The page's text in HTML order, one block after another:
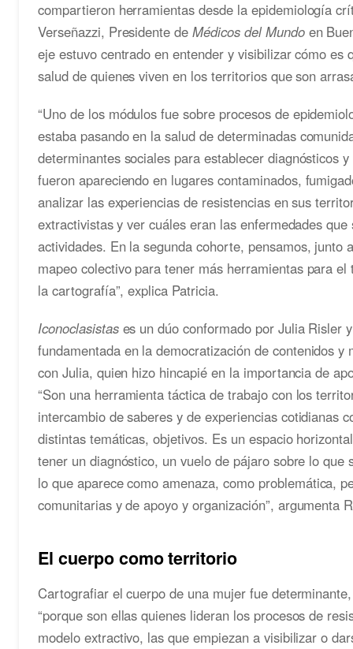
compartieron herramientas desde la epidemiología
Verseñazzi, Presidente deMédicos del Mundoen
eje estuvo centrado en entender y visibilizar cómo es
salud de quienes viven en los territorios que son
“Uno de los módulos fue sobre procesos de
estaba pasando en la salud de determinadas
determinantes sociales para establecer diagnósticos
fueron apareciendo en lugares contaminados,
analizar las experiencias de resistencias en sus
extractivistas y ver cuáles eran las enfermedades
actividades. En la segunda cohorte, pensamos, junto
mapeo colectivo para tener más herramientas para
la cartografía”, explica Patricia.
Iconoclasistas es un dúo conformado por Julia Risler
fundamentada en la democratización de contenidos
con Julia, quien hizo hincapié en la importancia de
“Son una herramienta táctica de trabajo con los
intercambio de saberes y de experiencias cotidianas
distintas temáticas, objetivos. Es un espacio
tener un diagnóstico, un vuelo de pájaro sobre lo
lo que aparece como amenaza, como problemática,
comunitarias y de apoyo y organización”, argumenta
El cuerpo como territorio
Cartografiar el cuerpo de una mujer fue
“porque son ellas quienes lideran los procesos de
modelo extractivo, las que empiezan a visibilizar o